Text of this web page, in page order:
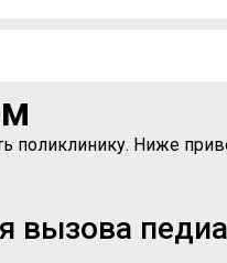
поликлинику. Ниже
вызова